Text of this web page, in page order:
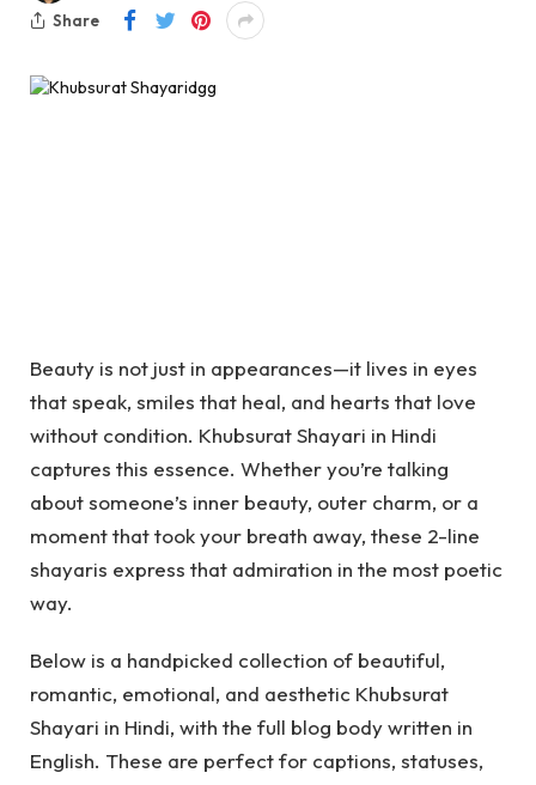
Share
Beauty is not just in appearances—it lives in eyes
that speak, smiles that heal, and hearts that love
without condition. Khubsurat Shayari in Hindi
captures this essence. Whether you’re talking
about someone’s inner beauty, outer charm, or a
moment that took your breath away, these 2-line
shayaris express that admiration in the most poetic
way.
Below is a handpicked collection of beautiful,
romantic, emotional, and aesthetic Khubsurat
Shayari in Hindi, with the full blog body written in
English. These are perfect for captions, statuses,